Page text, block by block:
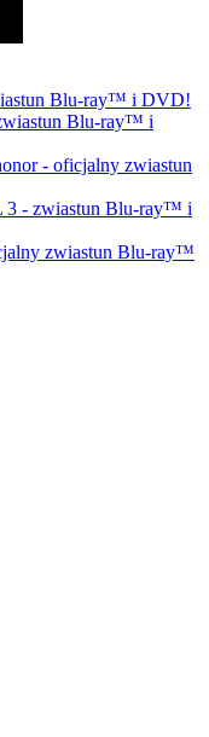
Blu-ray™ i DVD!
Blu-ray™ i
- oficjalny zwiastun
- zwiastun Blu-ray™ i
zwiastun Blu-ray™